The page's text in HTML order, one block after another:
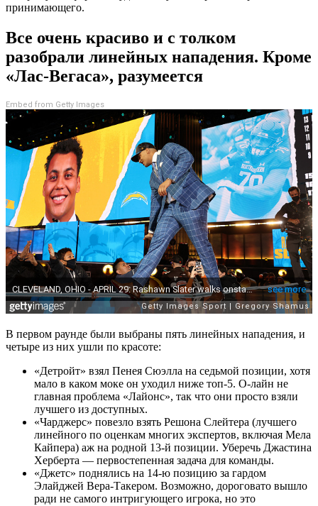
принимающего.
Все очень красиво и с толком
разобрали линейных нападения. Кроме
«Лас-Вегаса», разумеется
Embed from Getty Images
В первом раунде были выбраны пять линейных нападения, и
четыре из них ушли по красоте:
«Детройт» взял Пенея Сюэлла на седьмой позиции, хотя
мало в каком моке он уходил ниже топ-5. О-лайн не
главная проблема «Лайонс», так что они просто взяли
лучшего из доступных.
«Чарджерс» повезло взять Решона Слейтера (лучшего
линейного по оценкам многих экспертов, включая Мела
Кайпера) аж на родной 13-й позиции. Уберечь Джастина
Херберта — первостепенная задача для команды.
«Джетс» поднялись на 14-ю позицию за гардом
Элайджей Вера-Такером. Возможно, дороговато вышло
ради не самого интригующего игрока, но это